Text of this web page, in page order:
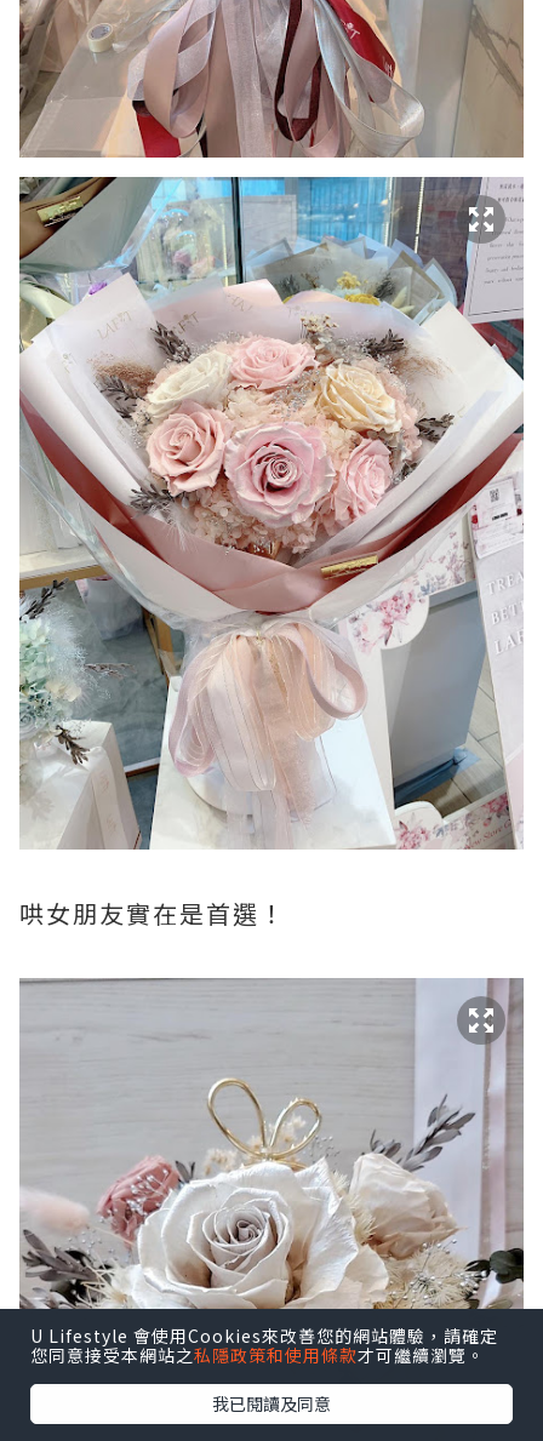
哄女朋友實在是首選！
U Lifestyle 會使用Cookies來改善您的網站體驗，請確定
您同意接受本網站之私隱政策和使用條款才可繼續瀏覽。
我已閱讀及同意